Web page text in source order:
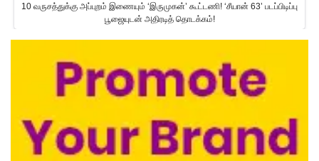
10 வருசத்துக்கு அப்புறம் இணையும் ‘இருமுகன்’ கூட்டணி! ‘சீயான் 63’ படப்பிடிப்பு
பூஜையுடன் அதிரடித் தொடக்கம்!